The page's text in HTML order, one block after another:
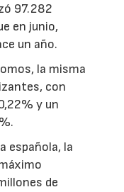
97.282
en junio,
un año.
la misma
con
y un
española, la
de